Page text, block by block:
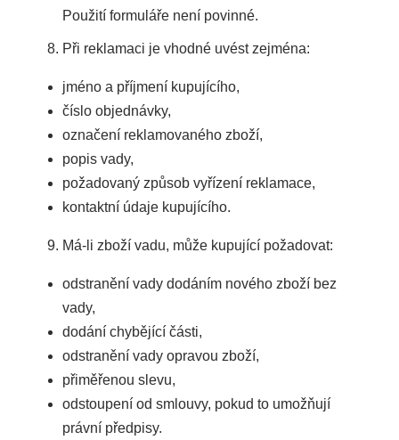
Použití formuláře není povinné.
Při reklamaci je vhodné uvést zejména:
jméno a příjmení kupujícího,
číslo objednávky,
označení reklamovaného zboží,
popis vady,
požadovaný způsob vyřízení reklamace,
kontaktní údaje kupujícího.
Má-li zboží vadu, může kupující požadovat:
odstranění vady dodáním nového zboží bez
vady,
dodání chybějící části,
odstranění vady opravou zboží,
přiměřenou slevu,
odstoupení od smlouvy, pokud to umožňují
právní předpisy.